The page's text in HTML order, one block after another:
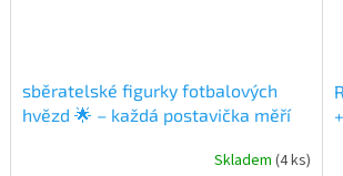
sběratelské figurky fotbalových
hvězd 🌟 – každá postavička měří
hráči světového fotbalu!Skladem (4 ks)